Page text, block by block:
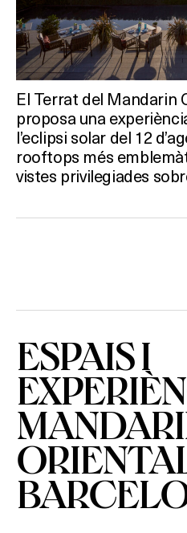
El Terrat del Mandarin
proposa una
l’eclipsi solar del 12
rooftops més
vistes privilegiades
ESPAIS I